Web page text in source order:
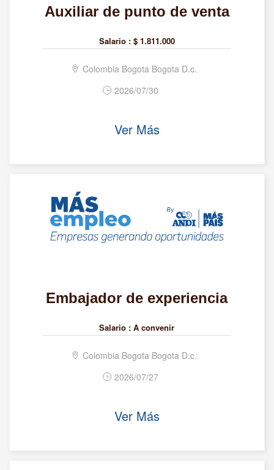
Auxiliar de punto de venta
Salario : $ 1.811.000
Colombia Bogota Bogota D.c.
2026/07/30
Ver Más
Embajador de experiencia
Salario : A convenir
Colombia Bogota Bogota D.c.
2026/07/27
Ver Más